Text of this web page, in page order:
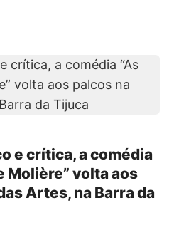
e crítica, a comédia
Molière” volta aos
Artes, na Barra da